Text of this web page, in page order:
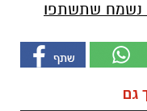
נשמח שתשתפו
גם